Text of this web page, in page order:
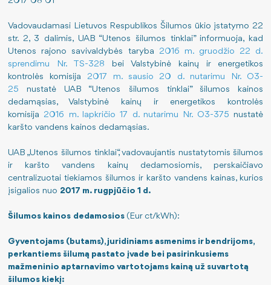
Pajamos
Šilumos energijos gamyba
Kuro struktūra
Išmetamas CO2 kiekis
Atliktos investicijos
Nauji šilumos paskirstymo metodai
Sutartys
Energijos taupymas
Teisinė informacija
Pastato šilumos punkto įrengimo, rekonstravimo
Šilumos supirkimas iš nepriklausomų gamintojų
Norintiems tapti vartotojais
Jūsų saugumui
Savitarnos portalo naudojimo instrukcija
Viešieji pirkimai
Darbo užmokestis
Paskatinimai ir apdovanojimai
Finansinių ataskaitų rinkiniai
Tarnybiniai lengvieji automobiliai
Lėšos veiklai viešinti
ES priemonių planas 2024-2026 m.
Vadovaudamasi Lietuvos Respublikos Šilumos ūkio įstatymo 22
str. 2, 3 dalimis, UAB “Utenos šilumos tinklai” informuoja, kad
Utenos rajono savivaldybės taryba 2016 m. gruodžio 22 d.
sprendimu Nr. TS-328 bei Valstybinė kainų ir energetikos
kontrolės komisija 2017 m. sausio 20 d. nutarimu Nr. O3-
25 nustatė UAB “Utenos šilumos tinklai” šilumos kainos
dedamąsias, Valstybinė kainų ir energetikos kontrolės
komisija 2016 m. lapkričio 17 d. nutarimu Nr. O3-375 nustatė
karšto vandens kainos dedamąsias.
UAB „Utenos šilumos tinklai“, vadovaujantis nustatytomis šilumos
ir karšto vandens kainų dedamosiomis, perskaičiavo
centralizuotai tiekiamos šilumos ir karšto vandens kainas, kurios
įsigalios nuo 2017 m. rugpjūčio 1 d.
Šilumos kainos dedamosios (Eur ct/kWh):
Gyventojams (butams), juridiniams asmenims ir bendrijoms,
perkantiems šilumą pastato įvade bei pasirinkusiems
mažmeninio aptarnavimo vartotojams kainą už suvartotą
šilumos kiekį: